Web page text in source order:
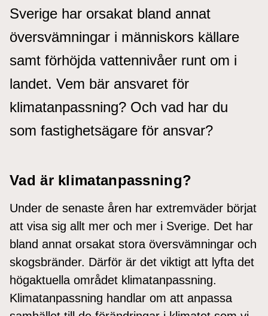
Sverige har orsakat bland annat
översvämningar i människors källare
samt förhöjda vattennivåer runt om i
landet. Vem bär ansvaret för
klimatanpassning? Och vad har du
som fastighetsägare för ansvar?
Vad är klimatanpassning?
Under de senaste åren har extremväder börjat
att visa sig allt mer och mer i Sverige. Det har
bland annat orsakat stora översvämningar och
skogsbränder. Därför är det viktigt att lyfta det
högaktuella området klimatanpassning.
Klimatanpassning handlar om att anpassa